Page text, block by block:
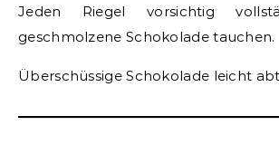
Jeden Riegel vorsichtig
geschmolzene Schokolade tauchen.
Überschüssige Schokolade leicht